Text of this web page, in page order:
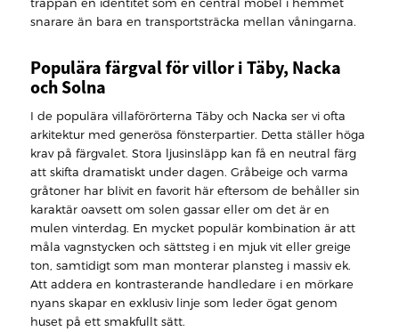
snarare än bara en transportsträcka mellan våningarna.
Populära färgval för villor i Täby, Nacka
och Solna
I de populära villaförörterna Täby och Nacka ser vi ofta
arkitektur med generösa fönsterpartier. Detta ställer höga
krav på färgvalet. Stora ljusinsläpp kan få en neutral färg
att skifta dramatiskt under dagen. Gråbeige och varma
gråtoner har blivit en favorit här eftersom de behåller sin
karaktär oavsett om solen gassar eller om det är en
mulen vinterdag. En mycket populär kombination är att
måla vagnstycken och sättsteg i en mjuk vit eller greige
ton, samtidigt som man monterar plansteg i massiv ek.
Att addera en kontrasterande handledare i en mörkare
nyans skapar en exklusiv linje som leder ögat genom
huset på ett smakfullt sätt.